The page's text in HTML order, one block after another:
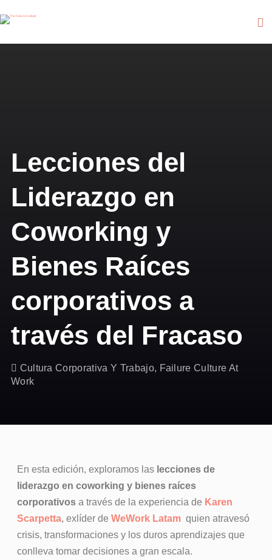
Lecciones del
Liderazgo en
Coworking y
Bienes Raíces
corporativos a
través del Fracaso
Cultura Corporativa Y Trabajo, Failure Culture At
Work
En esta edición, exploramos las lecciones de
liderazgo en coworking y bienes raíces
corporativosa través de la experiencia de Karen
Scarpetta, exlíder de WeWork Latamquien atravesó
crisis, transformaciones y los duros aprendizajes que
conlleva tomar decisiones a gran escala.